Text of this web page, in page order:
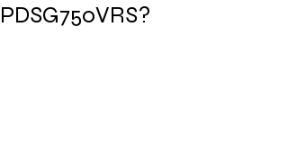
PDSG750VRS?